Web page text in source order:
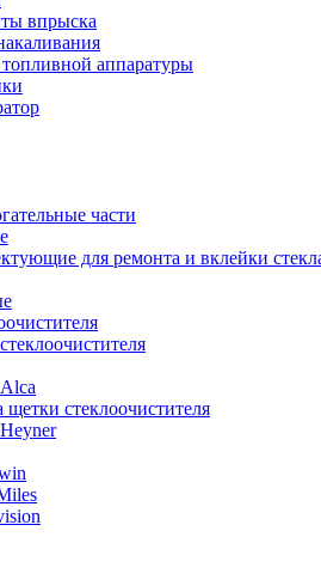
впрыска
аппаратуры
части
для ремонта и вклейки
щетки стеклоочистителя